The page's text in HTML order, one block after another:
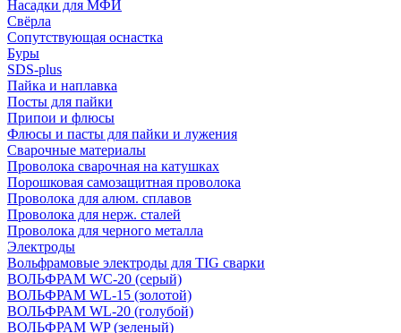
Насадки для МФИ
Свёрла
Сопутствующая оснастка
Буры
SDS-plus
Пайка и наплавка
Посты для пайки
Припои и флюсы
Флюсы и пасты для пайки и лужения
Сварочные материалы
Проволока сварочная на катушках
Порошковая самозащитная проволока
Проволока для алюм. сплавов
Проволока для нерж. сталей
Проволока для черного металла
Электроды
Вольфрамовые электроды для TIG сварки
ВОЛЬФРАМ WC-20 (серый)
ВОЛЬФРАМ WL-15 (золотой)
ВОЛЬФРАМ WL-20 (голубой)
ВОЛЬФРАМ WP (зеленый)